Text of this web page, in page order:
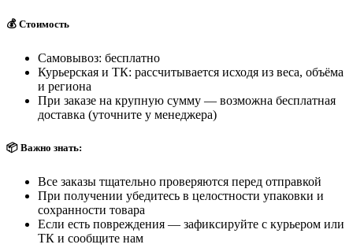
💰 Стоимость
Самовывоз: бесплатно
Курьерская и ТК: рассчитывается исходя из веса, объёма
и региона
При заказе на крупную сумму — возможна бесплатная
доставка (уточните у менеджера)
📦 Важно знать:
Все заказы тщательно проверяются перед отправкой
При получении убедитесь в целостности упаковки и
сохранности товара
Если есть повреждения — зафиксируйте с курьером или
ТК и сообщите нам